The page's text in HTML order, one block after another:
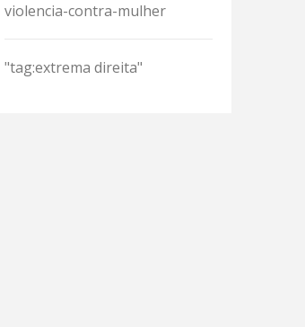
violencia-contra-mulher
"tag:extrema direita"